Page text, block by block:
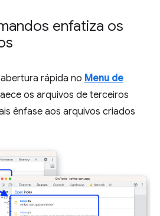
enfatiza os
rápida no Menu de
os arquivos de terceiros
ênfase aos arquivos criados